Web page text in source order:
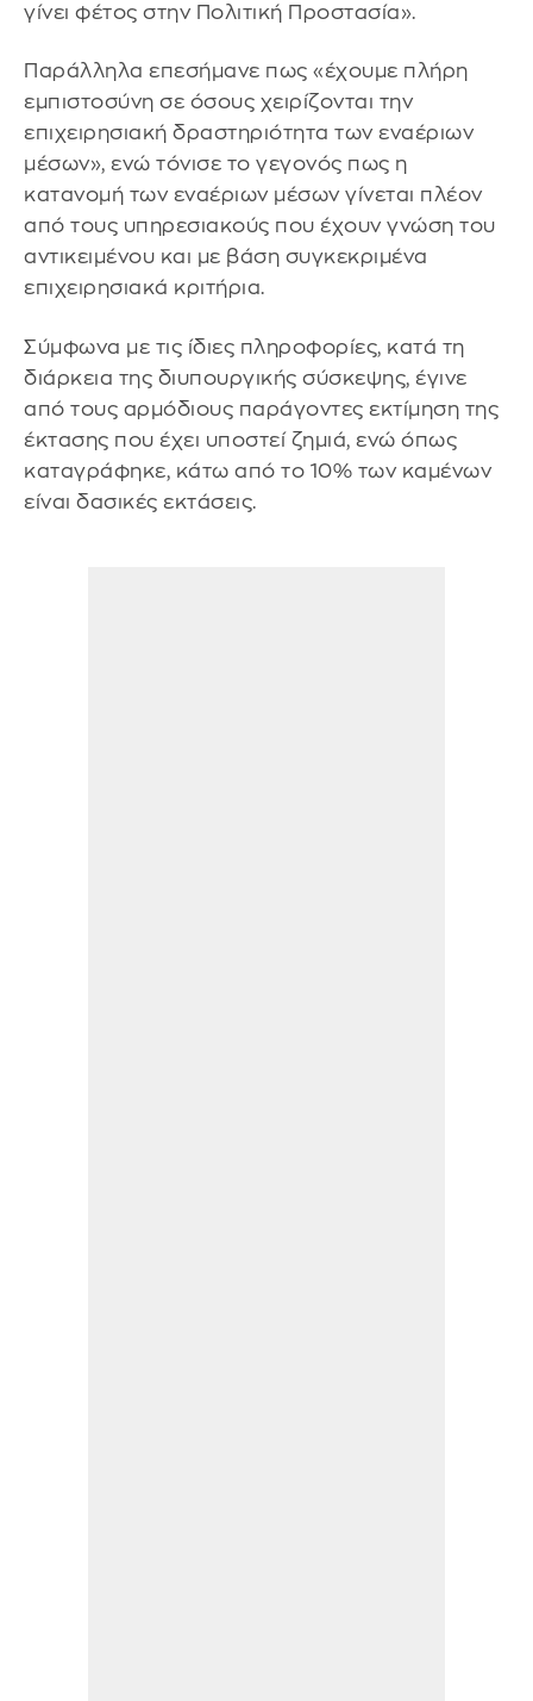
γίνει φέτος στην Πολιτική Προστασία».
Παράλληλα επεσήμανε πως «έχουμε πλήρη
εμπιστοσύνη σε όσους χειρίζονται την
επιχειρησιακή δραστηριότητα των εναέριων
μέσων», ενώ τόνισε το γεγονός πως η
κατανομή των εναέριων μέσων γίνεται πλέον
από τους υπηρεσιακούς που έχουν γνώση του
αντικειμένου και με βάση συγκεκριμένα
επιχειρησιακά κριτήρια.
Σύμφωνα με τις ίδιες πληροφορίες, κατά τη
διάρκεια της διυπουργικής σύσκεψης, έγινε
από τους αρμόδιους παράγοντες εκτίμηση της
έκτασης που έχει υποστεί ζημιά, ενώ όπως
καταγράφηκε, κάτω από το 10% των καμένων
είναι δασικές εκτάσεις.